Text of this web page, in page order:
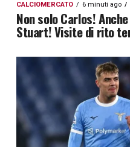
CALCIOMERCATO 6 minuti ago
Non solo Carlos!
Stuart! Visite di rito